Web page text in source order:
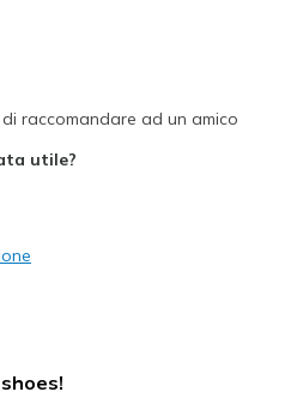
to size
are for Wearing
raccomandare ad un amico
utile?